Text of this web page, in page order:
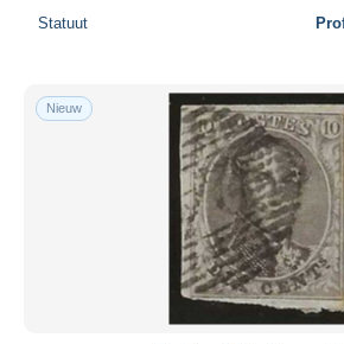
Statuut
Nieuw